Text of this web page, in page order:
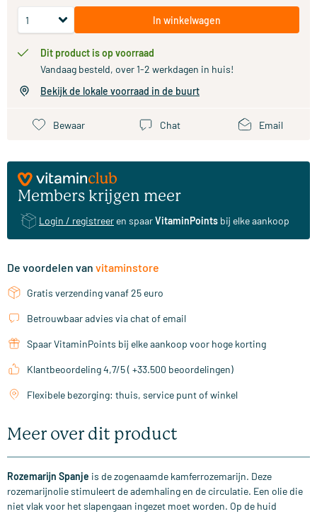
In winkelwagen
Dit product is op voorraad
Vandaag besteld, over 1-2 werkdagen in huis!
Bekijk de lokale voorraad in de buurt
Bewaar Chat Email
Members krijgen meer
Login / registreer en spaarVitaminPoints bij elke aankoop
De voordelen van vitaminstore
Gratis verzending vanaf 25 euro
Betrouwbaar advies via chat of email
Spaar VitaminPoints bij elke aankoop voor hoge korting
Klantbeoordeling 4,7/5 ( +33.500 beoordelingen)
Flexibele bezorging: thuis, service punt of winkel
Meer over dit product
Rozemarijn Spanje is de zogenaamde kamferrozemarijn. Deze
rozemarijnolie stimuleert de ademhaling en de circulatie. Een olie die
niet vlak voor het slapengaan ingezet moet worden. Op de huid